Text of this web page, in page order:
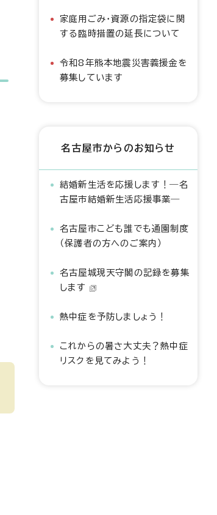
家庭用ごみ・資源の指定袋に関
する臨時措置の延長について
令和8年熊本地震災害義援金を
募集しています
名古屋市からのお知らせ
結婚新生活を応援します！―名
古屋市結婚新生活応援事業―
名古屋市こども誰でも通園制度
（保護者の方へのご案内）
名古屋城現天守閣の記録を募集
します
熱中症を予防しましょう！
これからの暑さ大丈夫？熱中症
リスクを見てみよう！